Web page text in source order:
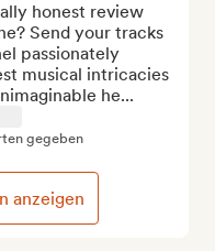
honest review
Send your tracks
passionately
musical intricacies
he...
gegeben
anzeigen